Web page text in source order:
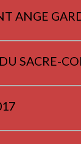
ANGE
SACRE-